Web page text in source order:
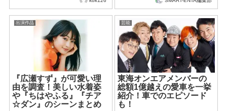
出演作品
『広瀬すず』が可愛い理
由を調査！美しい水着姿
や『ちはやふる』『チア
☆ダン』のシーンまとめ
芸能
東海オンエアメンバーの
総額1億越えの愛車を一挙
紹介！車でのエピソード
も！